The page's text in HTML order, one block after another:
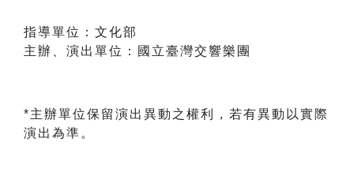
指導單位：文化部
主辦、演出單位：國立臺灣交響樂團
*主辦單位保留演出異動之權利，若有異動以實際
演出為準。